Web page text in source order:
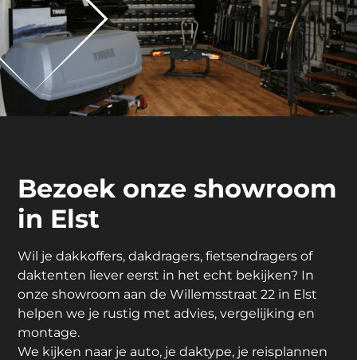
Bezoek onze showroom
in Elst
Wil je dakkoffers, dakdragers, fietsendragers of
daktenten liever eerst in het echt bekijken? In
onze showroom aan de Willemsstraat 22 in Elst
helpen we je rustig met advies, vergelijking en
montage.
We kijken naar je auto, je daktype, je reisplannen